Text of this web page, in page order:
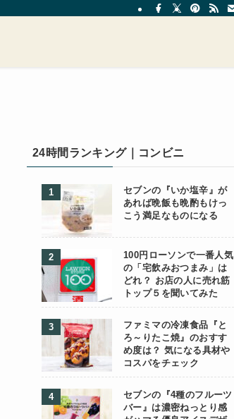
24時間ランキング｜コンビニ
セブンの『いか塩辛』が
あれば晩飯も晩酌もけっ
こう満足なものになる
100円ローソンで一番人気
の「宅飲みおつまみ」は
どれ？ お店の人に売れ筋
トップ５を聞いてみた
ファミマの冷凍食品『と
ろ～りたこ焼』のおすす
め度は？ 気になる具材や
コスパをチェック
セブンの『4種のフルーツ
バー』は濃密ねっとり感